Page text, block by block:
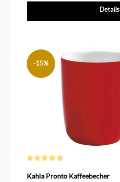
Details
-15%
Kahla Pronto Kaffeebecher